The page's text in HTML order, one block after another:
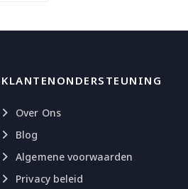
KLANTENONDERSTEUNING
Over Ons
Blog
Algemene voorwaarden
Privacy beleid